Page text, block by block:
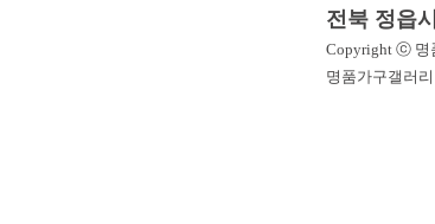
전북 정읍
Copyright ⓒ 명
명품가구갤러